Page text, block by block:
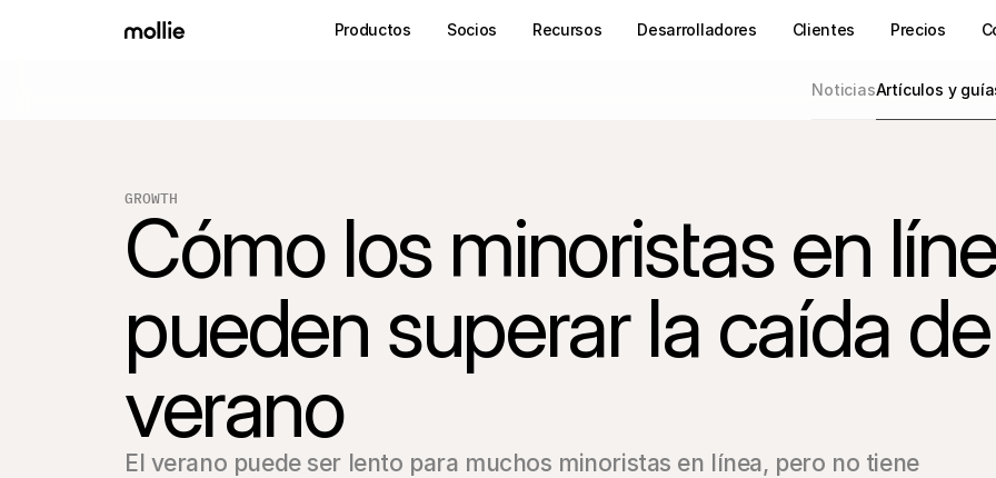
Productos Socios Recursos Desarrolladores Clientes Precios
NoticiasArtículos y
GROWTH
Cómo los minoristas en
pueden superar la caída de
verano
El verano puede ser lento para muchos minoristas en línea, pero no tiene